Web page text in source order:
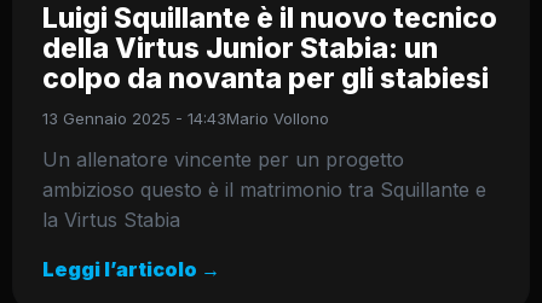
Luigi Squillante è il nuovo tecnico
della Virtus Junior Stabia: un
colpo da novanta per gli stabiesi
13 Gennaio 2025 - 14:43Mario Vollono
Un allenatore vincente per un progetto
ambizioso questo è il matrimonio tra Squillante e
la Virtus Stabia
Leggi l’articolo →